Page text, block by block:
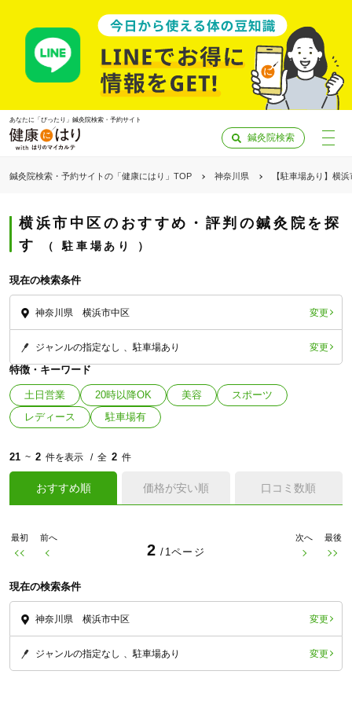
あなたに「ぴったり」鍼灸院検索・予約サイト
鍼灸院検索
鍼灸院検索・予約サイトの「健康にはり」TOP 神奈川県 【駐車場あり】横
横浜市中区のおすすめ・評判の鍼灸院を探
す
駐車場あり
現在の検索条件
神奈川県 横浜市中区 変更
ジャンルの指定なし 駐車場あり 変更
特徴・キーワード
土日営業 20時以降OK 美容
スポーツ
レディース
駐車場有
21 ~ 2 件を表示 全 2 件
おすすめ順 価格が安い順 口コミ数順
最初 前へ
2 /1ページ
次へ 最後
現在の検索条件
神奈川県 横浜市中区 変更
ジャンルの指定なし 駐車場あり 変更
「健康にはりを見た」